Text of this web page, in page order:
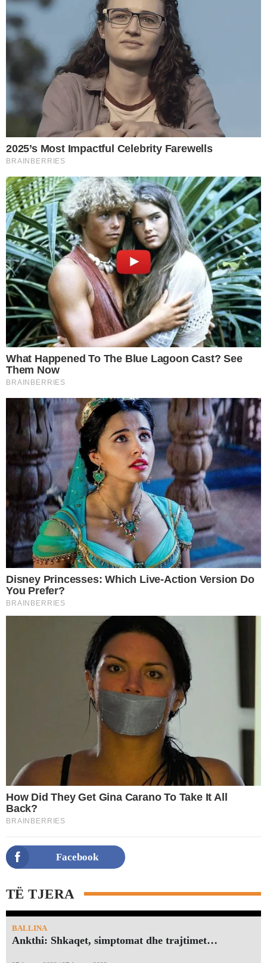
Facebook
TË TJERA
BALLINA
Ankthi: Shkaqet, simptomat dhe trajtimet…